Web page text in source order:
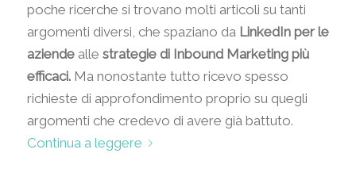
poche ricerche si trovano molti articoli su tanti
argomenti diversi, che spaziano da LinkedIn per le
aziendealle strategie di Inbound Marketing più
efficaci.Ma nonostante tutto ricevo spesso
richieste di approfondimento proprio su quegli
argomenti che credevo di avere già battuto.
Continua a leggere